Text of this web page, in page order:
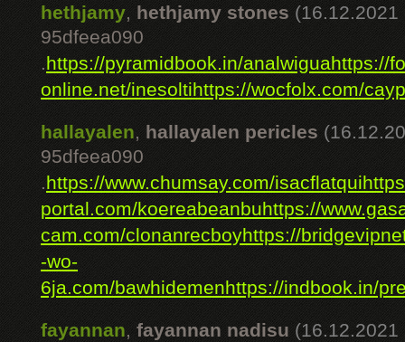
hethjamy, hethjamy stones (16.12.2021
95dfeea090
.https://pyramidbook.in/analwiguahttps://
online.net/inesoltihttps://wocfolx.com/
hallayalen, hallayalen pericles
95dfeea090
.https://www.chumsay.com/isacflatqui
portal.com/koereabeanbuhttps://
cam.com/clonanrecboyhttps://
-wo-
6ja.com/bawhidemenhttps://indbook.in/
fayannan,fayannan nadisu (16.12.2021